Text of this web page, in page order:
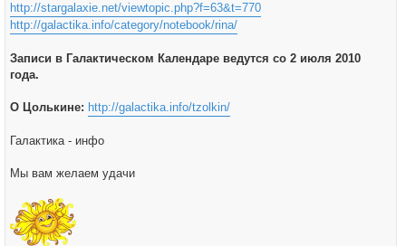
http://stargalaxie.net/viewtopic.php?f=63&t=770
http://galactika.info/category/notebook/rina/
Записи в Галактическом Календаре ведутся со 2 июля 2010
года.
О Цолькине: http://galactika.info/tzolkin/
Галактика - инфо
Мы вам желаем удачи